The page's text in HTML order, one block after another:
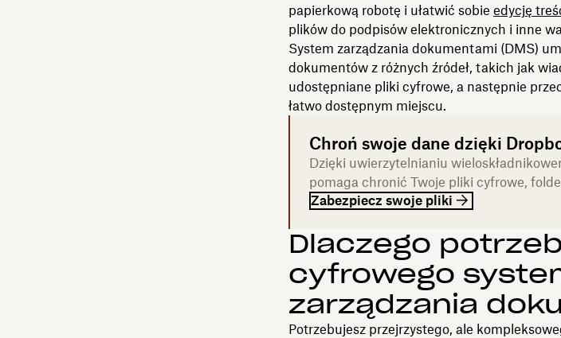
papierkową robotę i ułatwić sobie edycję
plików do podpisów elektronicznych i inne
System zarządzania dokumentami (DMS)
dokumentów z różnych źródeł, takich jak
udostępniane pliki cyfrowe, a następnie
łatwo dostępnym miejscu.
Chroń swoje dane dzięki
Dzięki uwierzytelnianiu
pomaga chronić Twoje pliki cyfrowe,
Zabezpiecz swoje pliki
Dlaczego
cyfrowego
zarządzania
Potrzebujesz przejrzystego, ale